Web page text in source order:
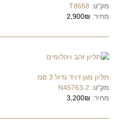
מק"ט: T8658
מחיר: 2,900₪
תליון מגן דויד גדול 3 סמ
מק"ט: N45763-2
מחיר: 3,200₪